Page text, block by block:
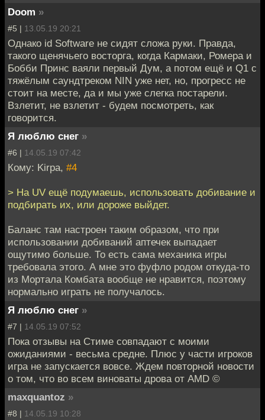
Doom »
#5 | 13.05.19 20:21
Однако id Software не сидят сложа руки. Правда,
такого щенячьего восторга, когда Кармаки, Ромера и
Бобби Принс ваяли первый Дум, а потом ещё и Q1 с
тяжёлым саундтреком NIN уже нет, но, прогресс не
стоит на месте, да и мы уже слегка постарели.
Взлетит, не взлетит - будем посмотреть, как
говорится.
Я люблю снег »
#6 | 14.05.19 07:42
Кому: Kirpa, #4
> На UV ещё подумаешь, использовать добивание и
подбирать их, или дороже выйдет.
Баланс там настроен таким образом, что при
использовании добиваний аптечек выпадает
ощутимо больше. То есть сама механика игры
требовала этого. А мне это фуфло родом откуда-то
из Мортала Комбата вообще не нравится, поэтому
нормально играть не получалось.
Я люблю снег »
#7 | 14.05.19 07:52
Пока отзывы на Стиме совпадают с моими
ожиданиями - весьма средне. Плюс у части игроков
игра не запускается вовсе. Ждем повторной новости
о том, что во всем виноваты дрова от AMD ©
maxquantoz »
#8 | 14.05.19 10:28